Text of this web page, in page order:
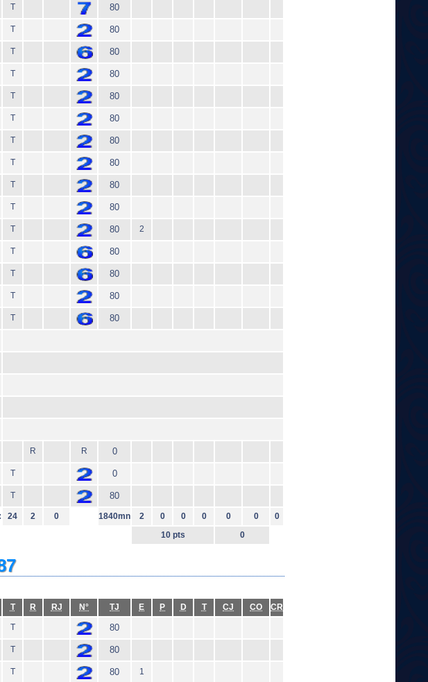
T 80
T 80
T 80
T 80
T 80
T 80
T 80
T 80
T 80
T 80
T 80 2
T 80
T 80
T 80
T 80
R R 0
T 0
T 80
24 2 0 1840mn 2 0 0 0 0 0
0
10 pts
0
T R RJ N° TJ E P D T CJ CO CR
T 80
T 80
T 80 1